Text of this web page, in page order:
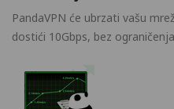
PandaVPN će ubrzati vašu
dostići 10Gbps, bez